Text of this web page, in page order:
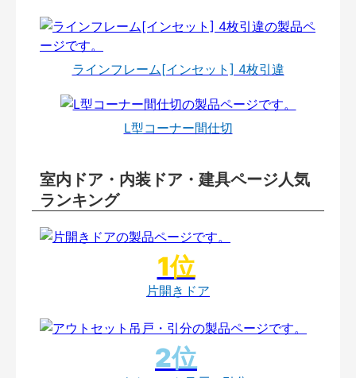
ラインフレーム[インセット] 4枚引違
L型コーナー間仕切
室内ドア・内装ドア・建具ページ人気
ランキング
片開きドア